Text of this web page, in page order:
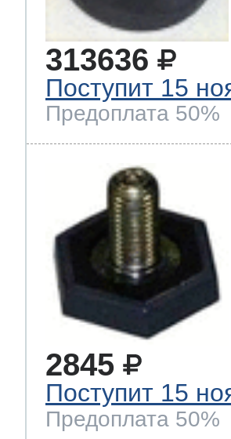
313636
Поступит 15
Предоплата 50%
2845
Поступит 15
Предоплата 50%